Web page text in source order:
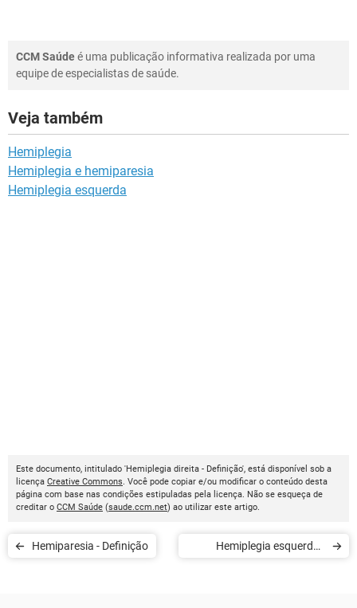
CCM Saúdeé uma publicação informativa realizada por uma
equipe de especialistas de saúde.
Veja também
Hemiplegia
Hemiplegia e hemiparesia
Hemiplegia esquerda
Este documento, intitulado 'Hemiplegia direita - Definição', está disponível sob a
licença Creative Commons. Você pode copiar e/ou modificar o conteúdo desta
página com base nas condições estipuladas pela licença. Não se esqueça de
creditar o CCM Saúde (saude.ccm.net) ao utilizar este artigo.
Hemiparesia - Definição
Hemiplegia esquerda -